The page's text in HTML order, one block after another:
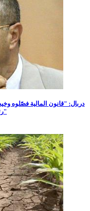
دربال: "قانون المالية فصّلوه
رئاسية مبكرة من بين أهم الحلول للأزمة السياسية"